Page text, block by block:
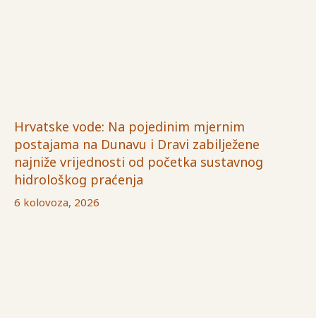
Hrvatske vode: Na pojedinim mjernim
postajama na Dunavu i Dravi zabilježene
najniže vrijednosti od početka sustavnog
hidrološkog praćenja
6 kolovoza, 2026